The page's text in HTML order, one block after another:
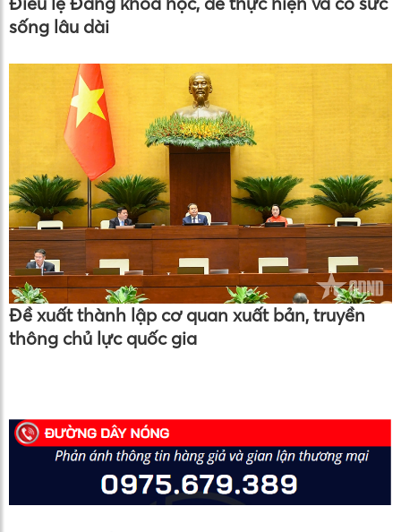
sống lâu dài
Đề xuất thành lập cơ quan xuất bản, truyền
thông chủ lực quốc gia